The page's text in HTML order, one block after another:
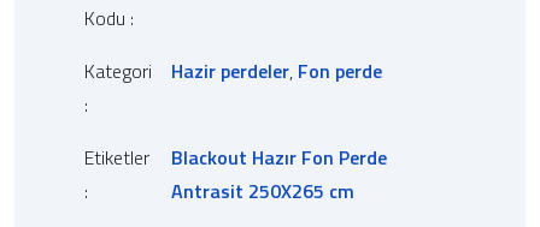
Kodu :
Kategori
:
Hazir perdeler, Fon perde
Etiketler
:
Blackout Hazır Fon Perde
Antrasit 250X265 cm